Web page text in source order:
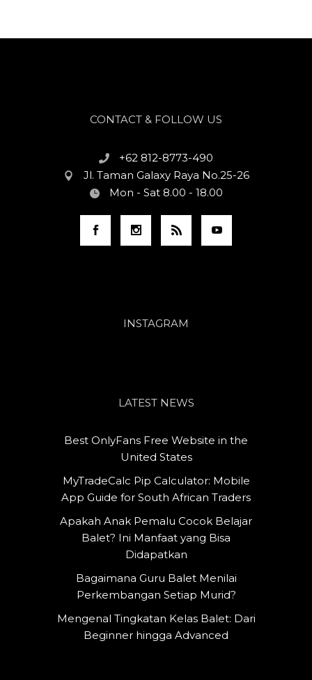
CONTACT & FOLLOW US
+62 812-8773-490
Jl. Taman Galaxy Raya No.25-26
Mon - Sat 8.00 - 18.00
INSTAGRAM
LATEST NEWS
Best OnlyFans Free Website in the
United States
MyTradeCalc Pip Calculator: Mobile
App Guide for South African Traders
Apakah Anak Pemalu Cocok Belajar
Balet? Ini Manfaat yang Bisa
Didapatkan
Bagaimana Guru Balet Menilai
Perkembangan Setiap Murid?
Mengenal Tingkatan Kelas Balet: Dari
Beginner hingga Advanced